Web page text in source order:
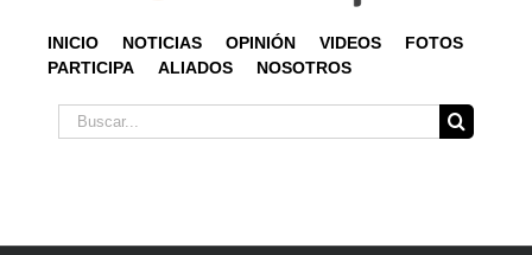
INICIO NOTICIAS OPINIÓN VIDEOS
FOTOS
PARTICIPA
ALIADOS NOSOTROS
Buscar: